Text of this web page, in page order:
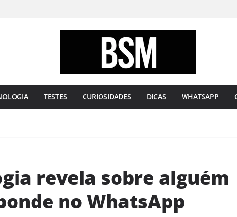
sua
Mente
TESTES CURIOSIDADES DICAS WHATSAPP
revela sobre alguém
no WhatsApp